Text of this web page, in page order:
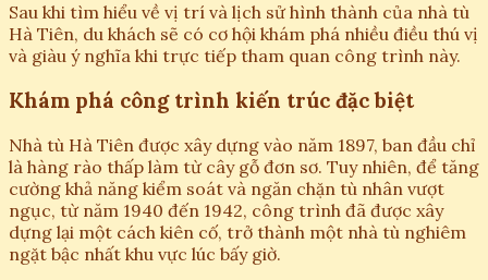
Sau khi tìm hiểu về vị trí và lịch sử hình thành của nhà tù
Hà Tiên, du khách sẽ có cơ hội khám phá nhiều điều thú vị
và giàu ý nghĩa khi trực tiếp tham quan công trình này.
Khám phá công trình kiến trúc đặc biệt
Nhà tù Hà Tiên được xây dựng vào năm 1897, ban đầu chỉ
là hàng rào thấp làm từ cây gỗ đơn sơ. Tuy nhiên, để tăng
cường khả năng kiểm soát và ngăn chặn tù nhân vượt
ngục, từ năm 1940 đến 1942, công trình đã được xây
dựng lại một cách kiên cố, trở thành một nhà tù nghiêm
ngặt bậc nhất khu vực lúc bấy giờ.